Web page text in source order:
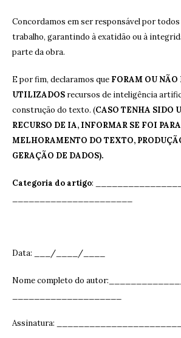
Concordamos em ser responsável por
trabalho, garantindo à exatidão ou à
parte da obra.
E por fim, declaramos que FORAM OU NÃO
UTILIZADOS recursos de inteligência
construção do texto. (CASO TENHA SIDO
RECURSO DE IA, INFORMAR SE FOI
MELHORAMENTO DO TEXTO,
GERAÇÃO DE DADOS).
Categoria do artigo:
Data: ___/____/____
Nome completo do
Assinatura: